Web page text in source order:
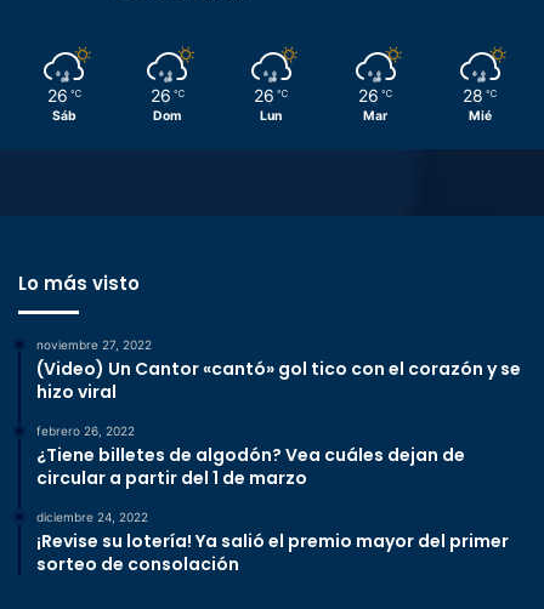
26 ℃
Sáb
26 ℃
Dom
26 ℃
Lun
26 ℃
Mar
28 ℃
Mié
Lo más visto
noviembre 27, 2022
(Video) Un Cantor «cantó» gol tico con el corazón y se
hizo viral
febrero 26, 2022
¿Tiene billetes de algodón? Vea cuáles dejan de
circular a partir del 1 de marzo
diciembre 24, 2022
¡Revise su lotería! Ya salió el premio mayor del primer
sorteo de consolación